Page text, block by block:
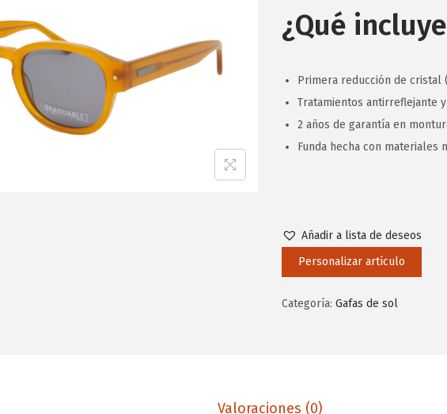
¿Qué
Primera reducción de cristal
Tratamientos antirreflejante
2 años de garantía en
Funda hecha con materiales
Añadir a lista de deseos
Personalizar artículo
Categoría: Gafas de sol
Valoraciones (0)